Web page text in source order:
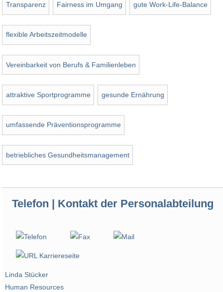
Transparenz Fairness im Umgang gute Work-Life-Balance
flexible Arbeitszeitmodelle
Vereinbarkeit von Berufs & Familienleben
attraktive Sportprogramme gesunde Ernährung
umfassende Präventionsprogramme
betriebliches Gesundheitsmanagement
Telefon | Kontakt der Personalabteilung
Linda Stücker
Human Resources